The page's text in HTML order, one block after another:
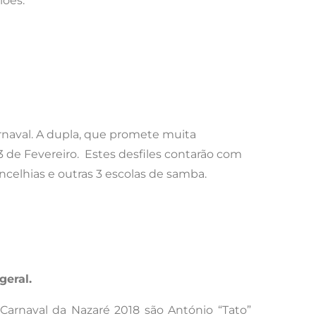
A dupla, que promete muita
de Fevereiro. Estes desfiles contarão com
e outras 3 escolas de samba.
da Nazaré 2018 são António “Tato”